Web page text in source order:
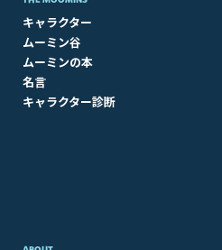
キャラクター
ムーミン谷
ムーミンの本
名言
キャラクター診断